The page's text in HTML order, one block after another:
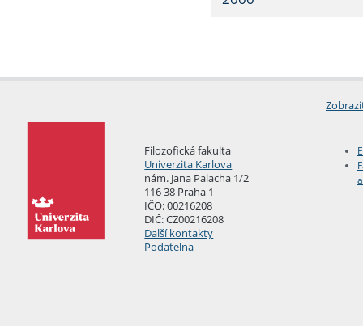
Filozofická fakulta
Univerzita Karlova
nám. Jana Palacha 1/2
116 38 Praha 1
IČO: 00216208
DIČ: CZ00216208
Další kontakty
Podatelna